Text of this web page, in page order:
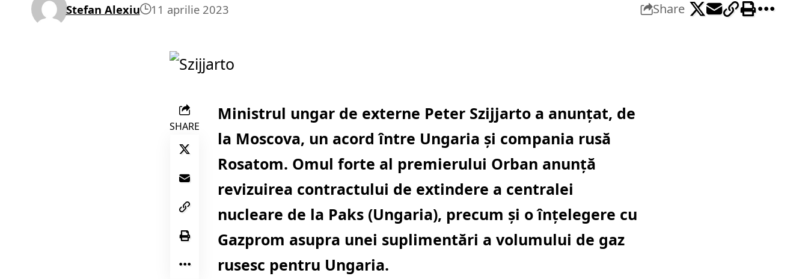
Stefan Alexiu 11 aprilie 2023 Share
SHARE
Ministrul ungar de externe Peter Szijjarto a anunţat, de
la Moscova, un acord între Ungaria și compania rusă
Rosatom. Omul forte al premierului Orban anunță
revizuirea contractului de extindere a centralei
nucleare de la Paks (Ungaria), precum şi o înţelegere cu
Gazprom asupra unei suplimentări a volumului de gaz
rusesc pentru Ungaria.